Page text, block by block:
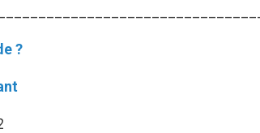
?